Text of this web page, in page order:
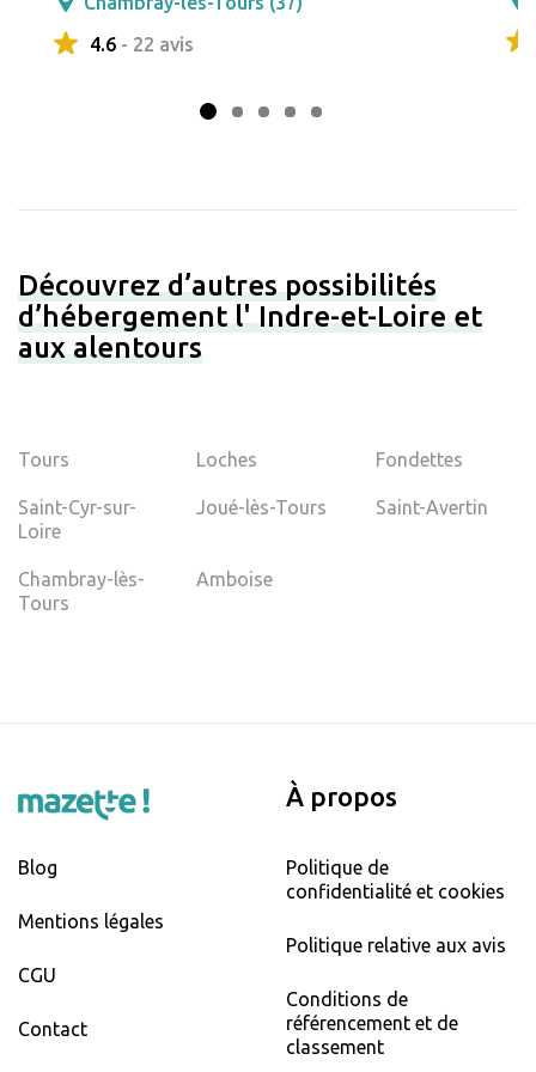
4.6 - 22 avis
Découvrez d’autres possibilités
d’hébergement l' Indre-et-Loire et
aux alentours
Tours Loches Fondettes
Saint-Cyr-sur-
Loire
Joué-lès-Tours Saint-Avertin
Chambray-lès-
Tours
Amboise
Blog
Mentions légales
CGU
Contact
À propos
Politique de
confidentialité et cookies
Politique relative aux avis
Conditions de
référencement et de
classement